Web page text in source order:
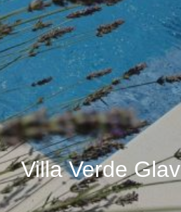
Villa Verde